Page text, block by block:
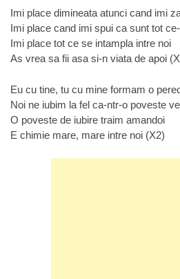
Imi place dimineata atunci cand imi
Imi place cand imi spui ca sunt tot
Imi place tot ce se intampla intre noi
As vrea sa fii asa si-n viata de apoi
Eu cu tine, tu cu mine formam o
Noi ne iubim la fel ca-ntr-o poveste
O poveste de iubire traim amandoi
E chimie mare, mare intre noi (X2)